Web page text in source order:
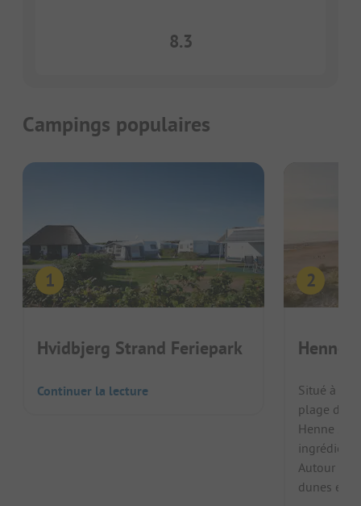
8.3
Campings populaires
Hvidbjerg Strand Feriepark
Continuer la lecture
Henne
Situé à
plage
Henne
Autour du
dunes